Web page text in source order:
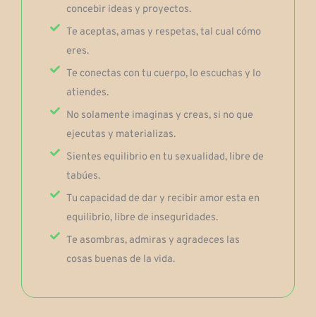
concebir ideas y proyectos.
Te aceptas, amas y respetas, tal cual cómo
eres.
Te conectas con tu cuerpo, lo escuchas y lo
atiendes.
No solamente imaginas y creas, si no que
ejecutas y materializas.
Sientes equilibrio en tu sexualidad, libre de
tabúes.
Tu capacidad de dar y recibir amor esta en
equilibrio, libre de inseguridades.
Te asombras, admiras y agradeces las
cosas buenas de la vida.